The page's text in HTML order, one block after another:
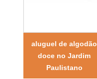
aluguel de algodão
doce no Jardim
Paulistano